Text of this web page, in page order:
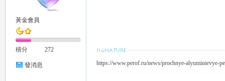
黃金會員
積分 272
發消息 https://www.perof.ru/news/prochnye-alyuminievye-